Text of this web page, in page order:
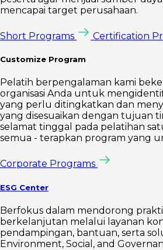
mencapai target perusahaan.
Short Programs Certification
Customize Program
Pelatih berpengalaman kami
organisasi Anda untuk
yang perlu ditingkatkan dan
yang disesuaikan dengan tujuan
selamat tinggal pada pelatihan
semua - terapkan program yang
Corporate Programs
ESG Center
Berfokus dalam mendorong
berkelanjutan melalui layanan
pendampingan, bantuan, serta
Environment, Social, and